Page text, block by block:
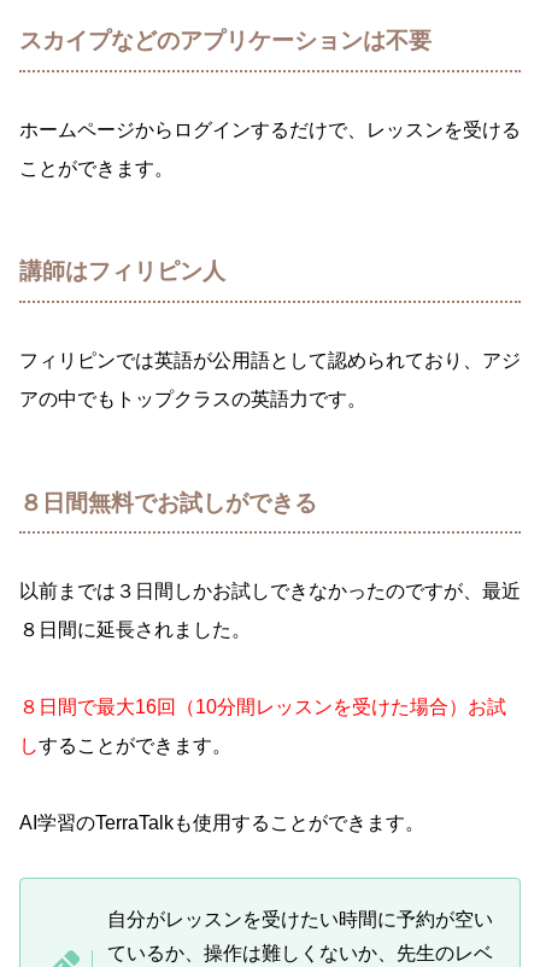
スカイプなどのアプリケーションは不要
ホームページからログインするだけで、レッスンを受ける
ことができます。
講師はフィリピン人
フィリピンでは英語が公用語として認められており、アジ
アの中でもトップクラスの英語力です。
８日間無料でお試しができる
以前までは３日間しかお試しできなかったのですが、最近
８日間に延長されました。
８日間で最大16回（10分間レッスンを受けた場合）お試
しすることができます。
AI学習のTerraTalkも使用することができます。
自分がレッスンを受けたい時間に予約が空い
ているか、操作は難しくないか、先生のレベ